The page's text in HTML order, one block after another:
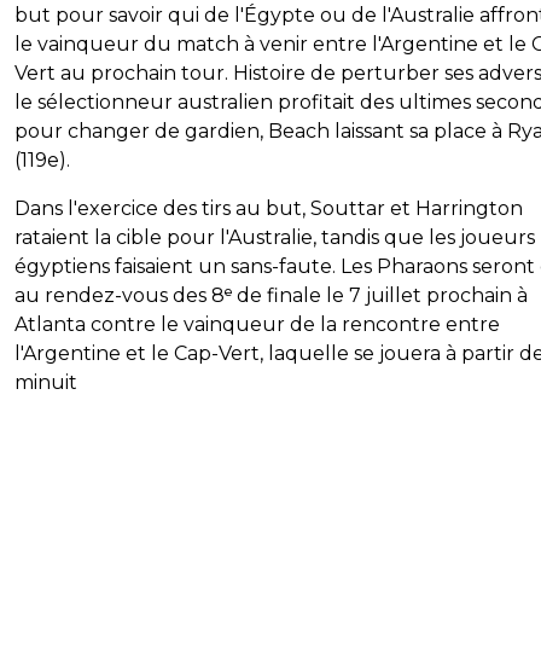
but pour savoir qui de l'Égypte ou de l'Australie
le vainqueur du match à venir entre l'Argentine et le
Vert au prochain tour. Histoire de perturber ses
le sélectionneur australien profitait des ultimes
pour changer de gardien, Beach laissant sa place à
(119e).
Dans l'exercice des tirs au but, Souttar et Harrington
rataient la cible pour l'Australie, tandis que les joueurs
égyptiens faisaient un sans-faute. Les Pharaons
au rendez-vous des 8ᵉ de finale le 7 juillet prochain à
Atlanta contre le vainqueur de la rencontre entre
l'Argentine et le Cap-Vert, laquelle se jouera à partir
minuit